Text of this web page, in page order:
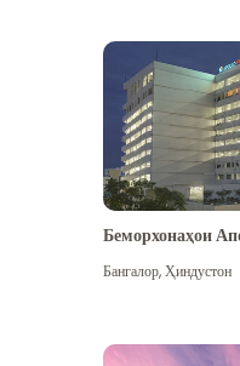
Беморхонаҳои
Бангалор,Ҳиндустон